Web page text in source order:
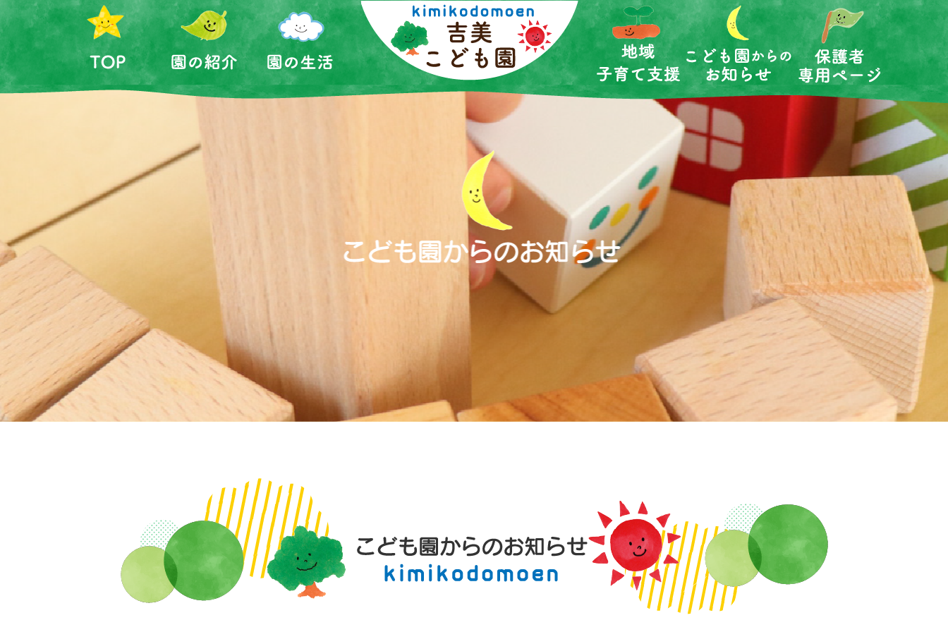
ホーム 園の紹介 園の生活 top 保育の内容 こども園だより 保護者専